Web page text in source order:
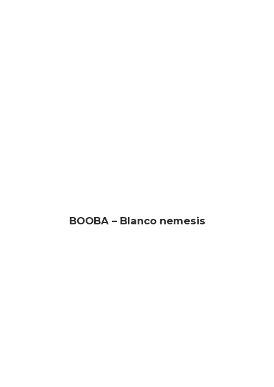
BOOBA – Blanco nemesis